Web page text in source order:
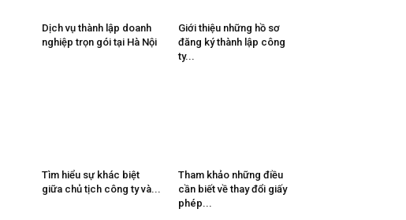
Dịch vụ thành lập doanh
nghiệp trọn gói tại Hà Nội
Giới thiệu những hồ sơ
đăng ký thành lập công
ty...
Tìm hiểu sự khác biệt
giữa chủ tịch công ty và...
Tham khảo những điều
cần biết về thay đổi giấy
phép...